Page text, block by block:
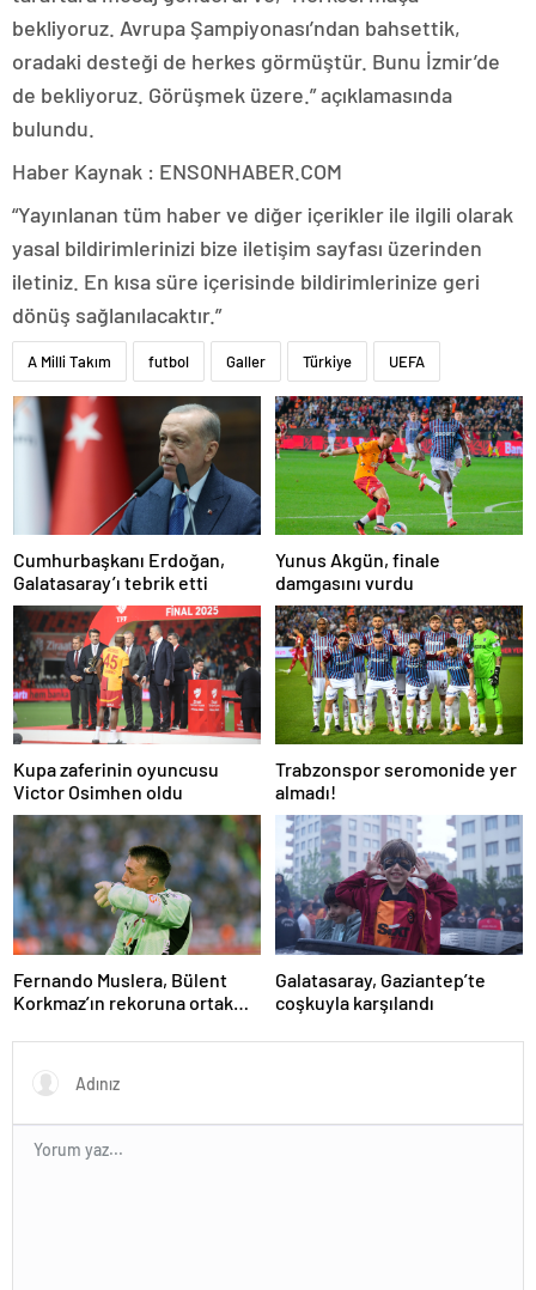
bekliyoruz. Avrupa Şampiyonası’ndan bahsettik,
oradaki desteği de herkes görmüştür. Bunu İzmir’de
de bekliyoruz. Görüşmek üzere.” açıklamasında
bulundu.
Haber Kaynak : ENSONHABER.COM
“Yayınlanan tüm haber ve diğer içerikler ile ilgili olarak
yasal bildirimlerinizi bize iletişim sayfası üzerinden
iletiniz. En kısa süre içerisinde bildirimlerinize geri
dönüş sağlanılacaktır.”
A Milli Takım futbol Galler Türkiye UEFA
Cumhurbaşkanı Erdoğan,
Galatasaray’ı tebrik etti
Yunus Akgün, finale
damgasını vurdu
Kupa zaferinin oyuncusu
Victor Osimhen oldu
Trabzonspor seromonide yer
almadı!
Fernando Muslera, Bülent
Korkmaz’ın rekoruna ortak
Galatasaray, Gaziantep’te
coşkuyla karşılandı